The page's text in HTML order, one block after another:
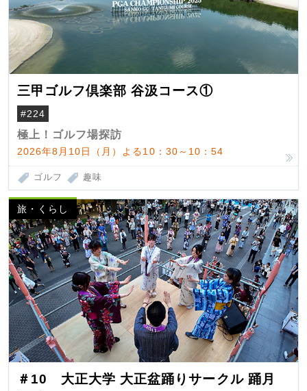
三甲ゴルフ倶楽部 谷汲コース①
#224
極上！ゴルフ場探訪
2026年8月10日（月）よる10：30～10：54
ゴルフ 趣味
旅・くらし
＃10 大正大学 大正盆踊りサークル 踊月